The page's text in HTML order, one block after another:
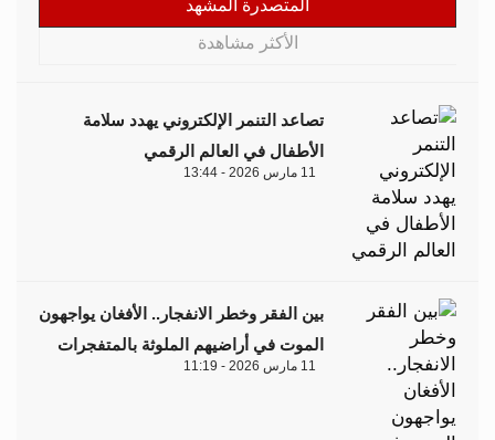
المتصدرة المشهد
الأكثر مشاهدة
تصاعد التنمر الإلكتروني يهدد سلامة
الأطفال في العالم الرقمي
11 مارس 2026 - 13:44
بين الفقر وخطر الانفجار.. الأفغان يواجهون
الموت في أراضيهم الملوثة بالمتفجرات
11 مارس 2026 - 11:19